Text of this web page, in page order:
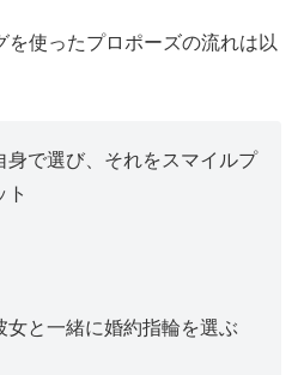
を使ったプロポーズの流れは以
身で選び、それをスマイルプ
ト
女と一緒に婚約指輪を選ぶ